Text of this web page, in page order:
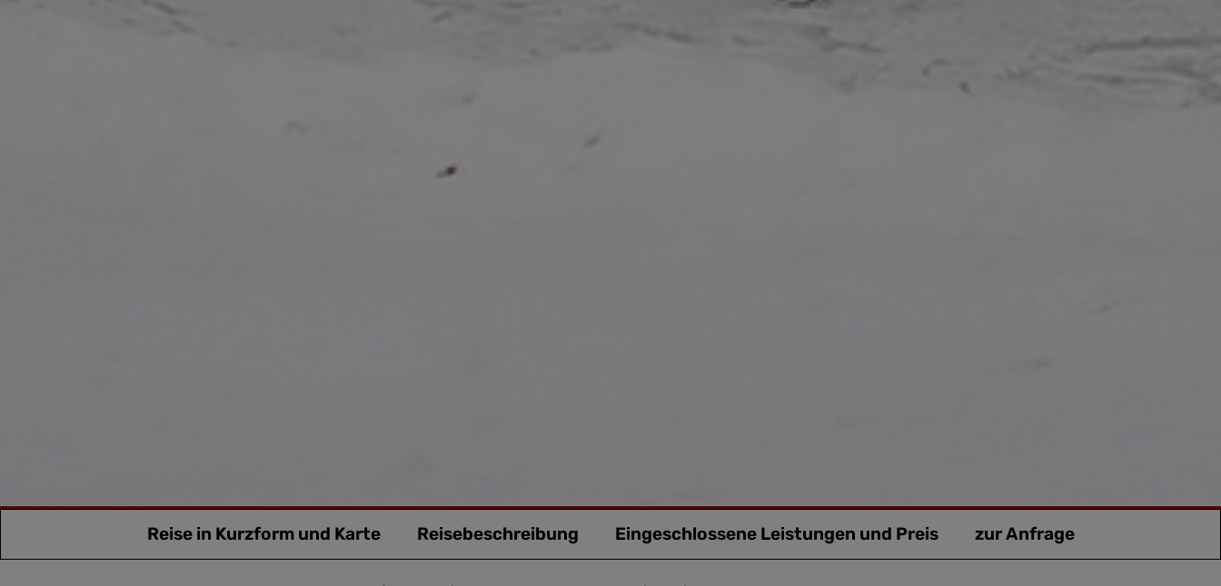
Reise in Kurzform und Karte Reisebeschreibung Eingeschlossene Leistungen und Preis zur Anfrage